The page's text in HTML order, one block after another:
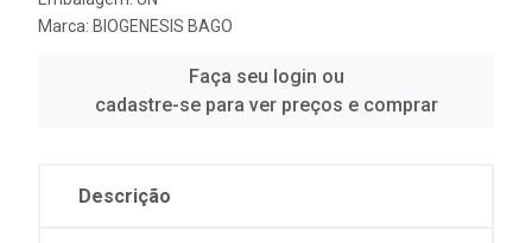
Marca: BIOGENESIS BAGO
Faça seu login ou
cadastre-se para ver preços e comprar
Descrição